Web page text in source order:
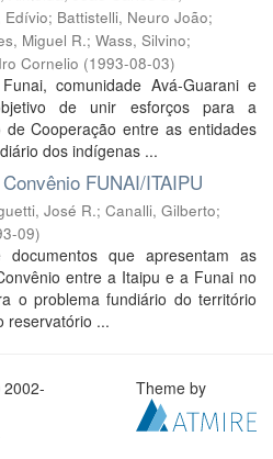
Edívio; Battistelli, Neuro João;
Miguel R.; Wass, Silvino;
Cornelio (1993-08-03)
comunidade Avá-Guarani e
de unir esforços para a
Cooperação entre as entidades
dos indígenas ...
FUNAI/ITAIPU
José R.; Canalli, Gilberto;
09)
que apresentam as
entre a Itaipu e a Funai no
o problema fundiário do território
reservatório ...
Theme by